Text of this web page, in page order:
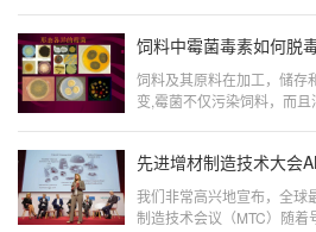
饲料中霉菌毒素如何脱毒
饲料及其原料在加工，储存
变,霉菌不仅污染饲料，而
我们非常高兴地宣布，全球
制造技术会议（MTC）随着